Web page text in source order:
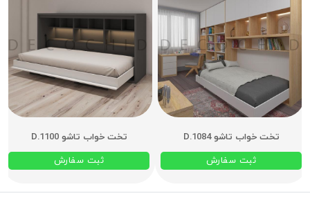
تخت خواب تاشو D.1084
ثبت سفارش
تخت خواب تاشو D.1100
ثبت سفارش